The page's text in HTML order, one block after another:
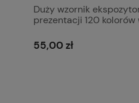
Duży wzornik
prezentacji 120 kolorów
55,00 zł